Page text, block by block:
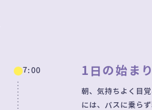
7:00 1日の始まり
朝、気持ちよく目
には、バスに乗ら